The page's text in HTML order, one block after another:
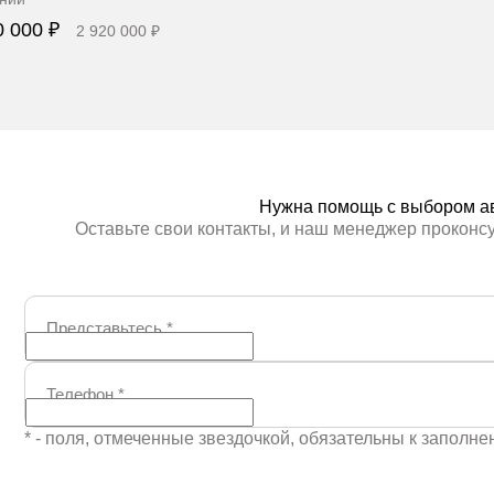
000 ₽ 2 920 000 ₽
Нужна помощь с выбором
Оставьте свои контакты, и наш менеджер
Представьтесь*
Телефон*
* - поля, отмеченные звездочкой, обязательны к